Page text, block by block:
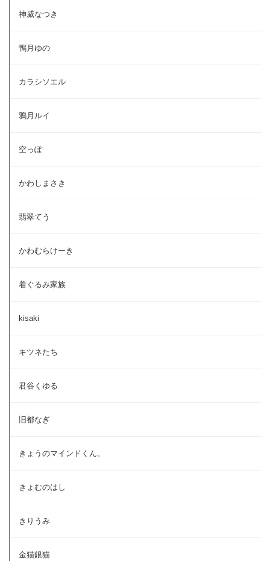
神威なつき
鴨月ゆの
カラシソエル
鴉月ルイ
空っぽ
かわしまさき
翡翠てう
かわむらけーき
着ぐるみ家族
kisaki
キツネたち
君谷くゆる
旧都なぎ
きょうのマインドくん。
きょむのはし
きりうみ
金猫銀猫